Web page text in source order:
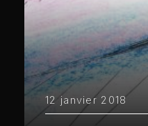
12 janvier 2018